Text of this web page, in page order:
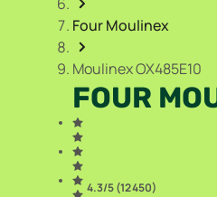
Four Moulinex
Moulinex OX485E10
FOUR
4.3/5 (12 450)